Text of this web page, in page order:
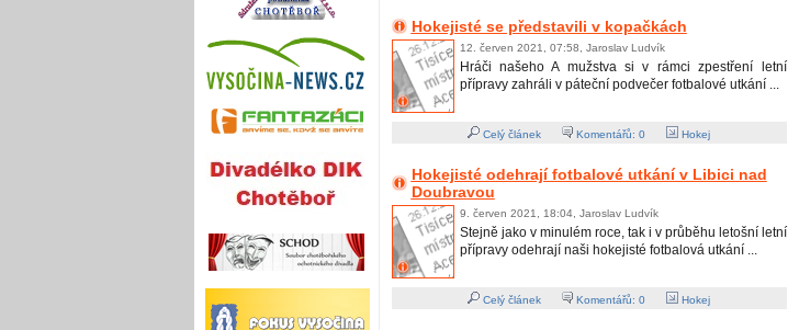
Hokejisté se představili v kopačkách
12. červen 2021, 07:58, Jaroslav Ludvík
Hráči našeho A mužstva si v rámci zpestření letní
přípravy zahráli v páteční podvečer fotbalové utkání ...
Celý článek Komentářů: 0 Hokej
Hokejisté odehrají fotbalové utkání v Libici nad
Doubravou
9. červen 2021, 18:04, Jaroslav Ludvík
Stejně jako v minulém roce, tak i v průběhu letošní letní
přípravy odehrají naši hokejisté fotbalová utkání ...
Celý článek Komentářů: 0 Hokej